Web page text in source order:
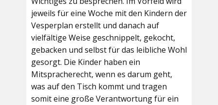
jeweils für eine Woche mit den Kindern der
Vesperplan erstellt und danach auf
vielfältige Weise geschnippelt, gekocht,
gebacken und selbst für das leibliche Wohl
gesorgt. Die Kinder haben ein
Mitspracherecht, wenn es darum geht,
was auf den Tisch kommt und tragen
somit eine große Verantwortung für ein